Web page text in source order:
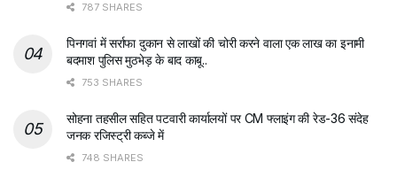
787 SHARES
पिनगवां में सर्राफा दुकान से लाखों की चोरी करने वाला एक लाख का इनामी
बदमाश पुलिस मुठभेड़ के बाद काबू..
753 SHARES
सोहना तहसील सहित पटवारी कार्यालयों पर CM फ्लाइंग की रेड-36 संदेह
जनक रजिस्ट्री कब्जे में
748 SHARES